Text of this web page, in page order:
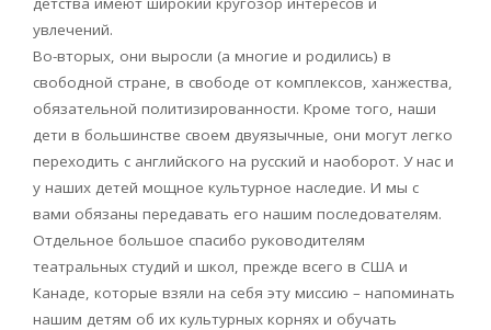
увлечений.
Во-вторых, они выросли (а многие и родились) в
свободной стране, в свободе от комплексов, ханжества,
обязательной политизированности. Кроме того, наши
дети в большинстве своем двуязычные, они могут легко
переходить с английского на русский и наоборот. У нас и
у наших детей мощное культурное наследие. И мы с
вами обязаны передавать его нашим последователям.
Отдельное большое спасибо руководителям
театральных студий и школ, прежде всего в США и
Канаде, которые взяли на себя эту миссию – напоминать
нашим детям об их культурных корнях и обучать